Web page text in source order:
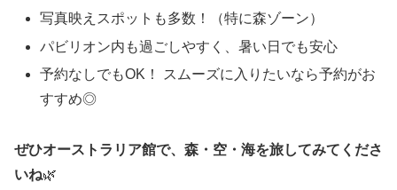
写真映えスポットも多数！（特に森ゾーン）
パビリオン内も過ごしやすく、暑い日でも安心
予約なしでもOK！ スムーズに入りたいなら予約がお
すすめ◎
ぜひオーストラリア館で、森・空・海を旅してみてくださ
いね🌿